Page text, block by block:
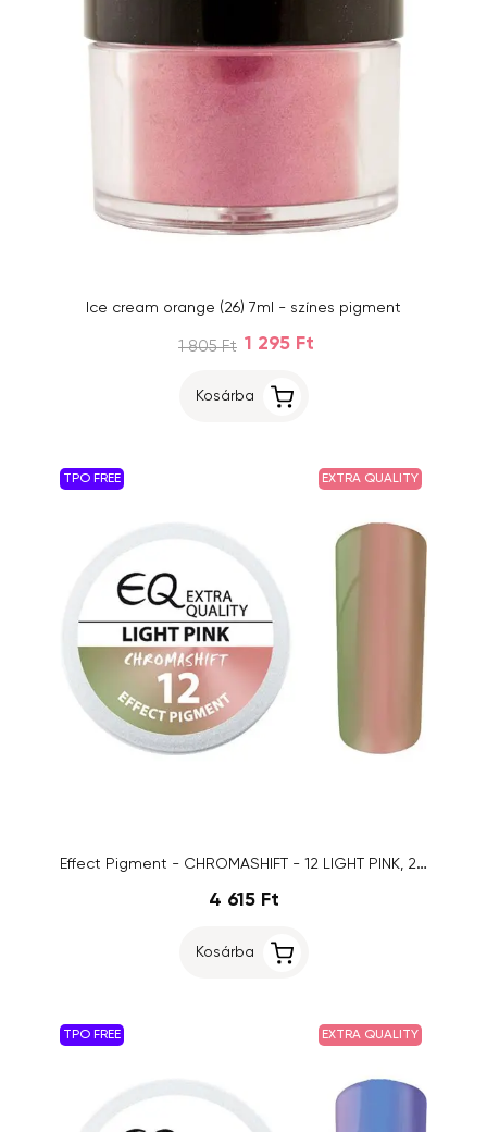
Ice cream orange (26) 7ml - színes pigment
1 805 Ft 1 295 Ft
Kosárba
TPO FREE EXTRA QUALITY
Effect Pigment - CHROMASHIFT - 12 LIGHT PINK, 2ml
4 615 Ft
Kosárba
TPO FREE EXTRA QUALITY